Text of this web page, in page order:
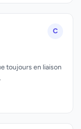
C
toujours en liaison